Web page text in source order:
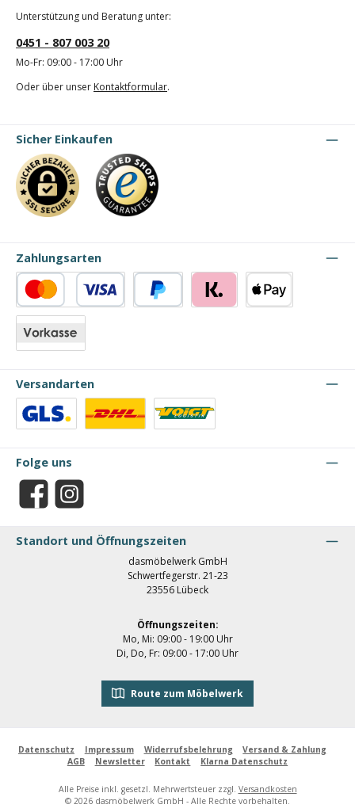
Unterstützung und Beratung unter:
0451 - 807 003 20
Mo-Fr: 09:00 - 17:00 Uhr
Oder über unser Kontaktformular.
Sicher Einkaufen
Zahlungsarten
Kredit- oder Debitkarte
Versandarten
Folge uns
Facebook Instagram
Standort und Öffnungszeiten
dasmöbelwerk GmbH
Schwertfegerstr. 21-23
23556 Lübeck
Öffnungszeiten:
Mo, Mi: 09:00 - 19:00 Uhr
Di, Do, Fr: 09:00 - 17:00 Uhr
Route zum Möbelwerk
Datenschutz Impressum Widerrufsbelehrung
Versand & Zahlung
AGB
Newsletter Kontakt Klarna Datenschutz
Alle Preise inkl. gesetzl. Mehrwertsteuer zzgl. Versandkosten
© 2026 dasmöbelwerk GmbH - Alle Rechte vorbehalten.